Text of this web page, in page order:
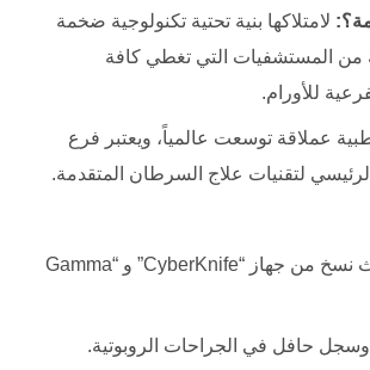
لامتلاكها بنية تحتية تكنولوجية ضخمة
المستشفيات التي تغطي كافة
للأورام.
عملاقة توسعت عالمياً، ويعتبر فرع
لتقنيات علاج السرطان المتقدمة.
امتلاك أحدث نسخ من جهاز “CyberKnife” و “Gamma